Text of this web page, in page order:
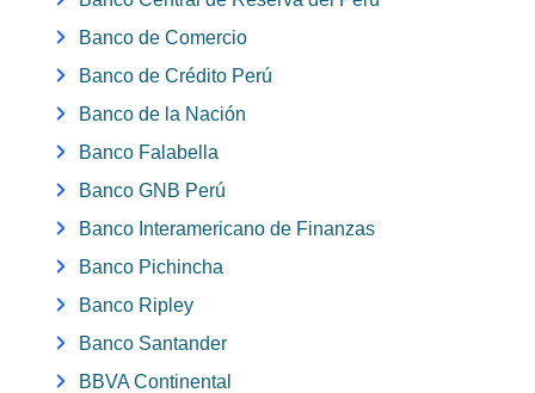
Banco de Comercio
Banco de Crédito Perú
Banco de la Nación
Banco Falabella
Banco GNB Perú
Banco Interamericano de Finanzas
Banco Pichincha
Banco Ripley
Banco Santander
BBVA Continental